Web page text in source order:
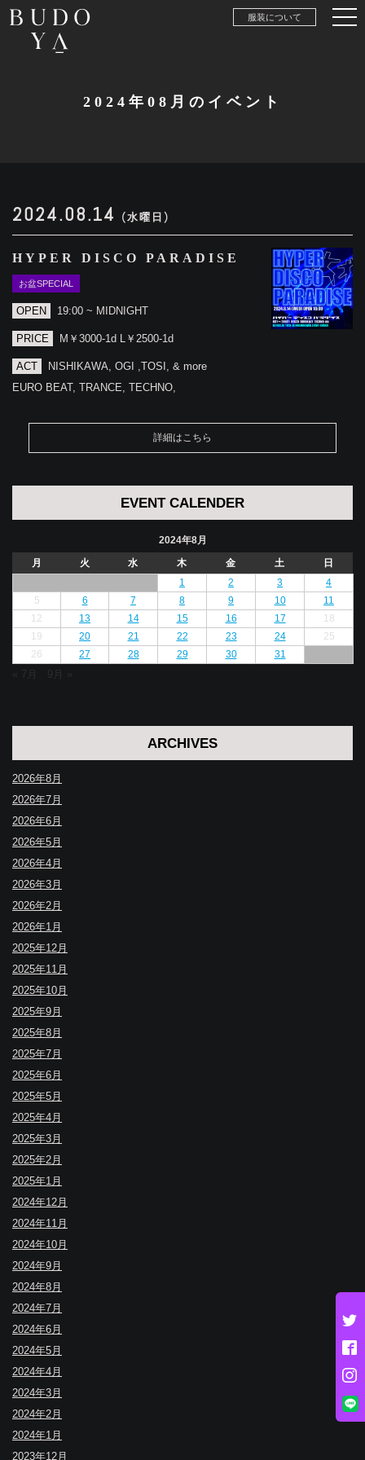
服装について
2024年08月のイベント
2024.08.14 (水曜日)
HYPER DISCO PARADISE
お盆SPECIAL
OPEN 19:00 ~ MIDNIGHT
PRICE M￥3000-1d L￥2500-1d
ACT
NISHIKAWA, OGI ,TOSI, & more
EURO BEAT, TRANCE, TECHNO,
詳細はこちら
EVENT CALENDER
2024年8月
月
火 水 木 金 土
日
1
2 3
4
5
6 7 8 9 10
11
12
13 14 15 16 17
18
19
20 21 22 23 24
25
26
27 28 29 30 31
« 7月 9月 »
ARCHIVES
2026年8月
2026年7月
2026年6月
2026年5月
2026年4月
2026年3月
2026年2月
2026年1月
2025年12月
2025年11月
2025年10月
2025年9月
2025年8月
2025年7月
2025年6月
2025年5月
2025年4月
2025年3月
2025年2月
2025年1月
2024年12月
2024年11月
2024年10月
2024年9月
2024年8月
2024年7月
2024年6月
2024年5月
2024年4月
2024年3月
2024年2月
2024年1月
2023年12月